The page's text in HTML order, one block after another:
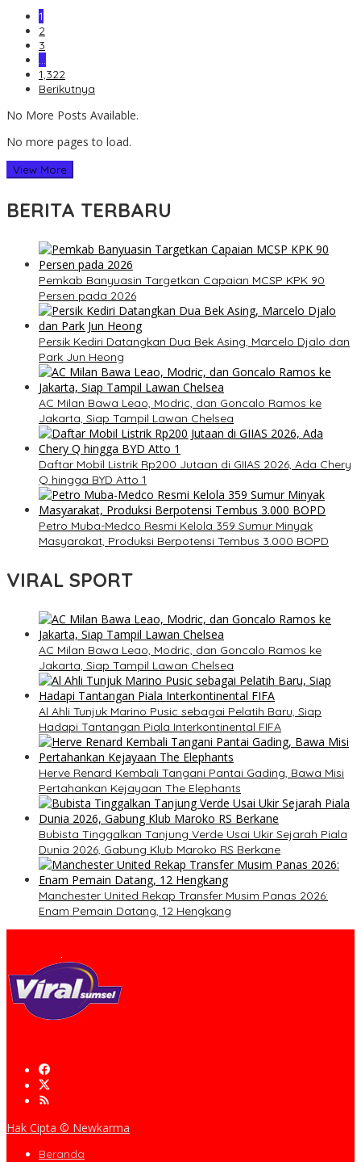
1
2
3
…
1,322
Berikutnya
No More Posts Available.
No more pages to load.
View More
BERITA TERBARU
Pemkab Banyuasin Targetkan Capaian MCSP KPK 90
Persen pada 2026
Persik Kediri Datangkan Dua Bek Asing, Marcelo Djalo dan
Park Jun Heong
AC Milan Bawa Leao, Modric, dan Goncalo Ramos ke
Jakarta, Siap Tampil Lawan Chelsea
Daftar Mobil Listrik Rp200 Jutaan di GIIAS 2026, Ada Chery
Q hingga BYD Atto 1
Petro Muba-Medco Resmi Kelola 359 Sumur Minyak
Masyarakat, Produksi Berpotensi Tembus 3.000 BOPD
VIRAL SPORT
AC Milan Bawa Leao, Modric, dan Goncalo Ramos ke
Jakarta, Siap Tampil Lawan Chelsea
Al Ahli Tunjuk Marino Pusic sebagai Pelatih Baru, Siap
Hadapi Tantangan Piala Interkontinental FIFA
Herve Renard Kembali Tangani Pantai Gading, Bawa Misi
Pertahankan Kejayaan The Elephants
Bubista Tinggalkan Tanjung Verde Usai Ukir Sejarah Piala
Dunia 2026, Gabung Klub Maroko RS Berkane
Manchester United Rekap Transfer Musim Panas 2026:
Enam Pemain Datang, 12 Hengkang
Hak Cipta © Newkarma
Beranda